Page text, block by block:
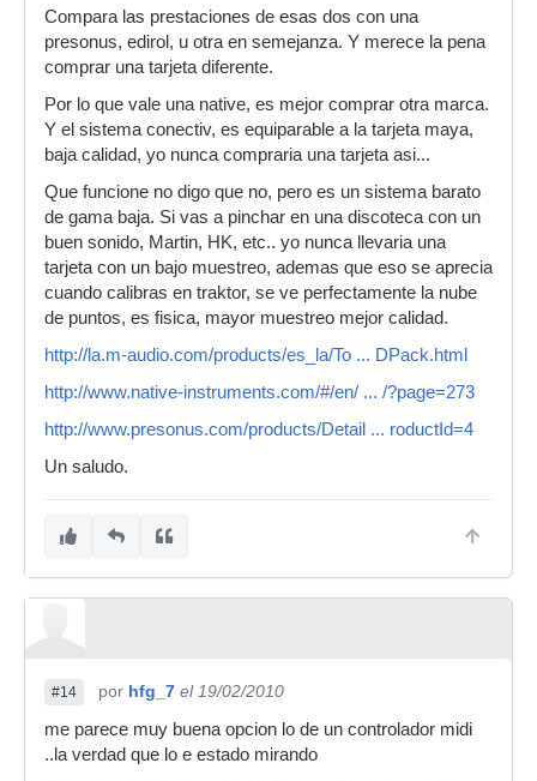
Compara las prestaciones de esas dos con una
presonus, edirol, u otra en semejanza. Y merece la pena
comprar una tarjeta diferente.
Por lo que vale una native, es mejor comprar otra marca.
Y el sistema conectiv, es equiparable a la tarjeta maya,
baja calidad, yo nunca compraria una tarjeta asi...
Que funcione no digo que no, pero es un sistema barato
de gama baja. Si vas a pinchar en una discoteca con un
buen sonido, Martin, HK, etc.. yo nunca llevaria una
tarjeta con un bajo muestreo, ademas que eso se aprecia
cuando calibras en traktor, se ve perfectamente la nube
de puntos, es fisica, mayor muestreo mejor calidad.
http://la.m-audio.com/products/es_la/To ... DPack.html
http://www.native-instruments.com/#/en/ ... /?page=273
http://www.presonus.com/products/Detail ... roductId=4
Un saludo.
#14 por hfg_7 el 19/02/2010
me parece muy buena opcion lo de un controlador midi
..la verdad que lo e estado mirando